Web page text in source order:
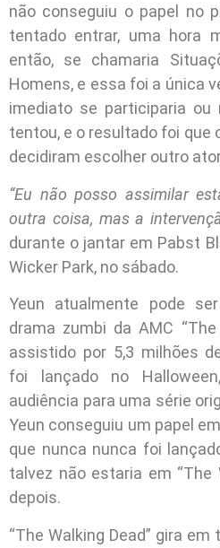
não conseguiu o papel no
tentado entrar, uma hora
então, se chamaria
Homens, e essa foi a única
imediato se participaria ou
tentou, e o resultado foi que
decidiram escolher outro
“Eu não posso assimilar
outra coisa, mas a
durante o jantar em Pabst
Wicker Park, no sábado.
Yeun atualmente pode
drama zumbi da AMC
assistido por 5,3 milhões
foi lançado no
audiência para uma série
Yeun conseguiu um papel
que nunca nunca foi
talvez não estaria em “The
depois.
“The Walking Dead” gira